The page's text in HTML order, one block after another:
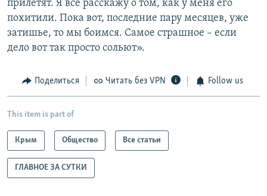
прилетят. Я все расскажу о том, как у меня его
похитили. Пока вот, последние пару месяцев, уже
затишье, то мы боимся. Самое страшное – если
дело вот так просто сольют».
Поделиться Читать без VPN Follow us
This item is part of
Крым Общество Все статьи
ГЛАВНОЕ ЗА СУТКИ